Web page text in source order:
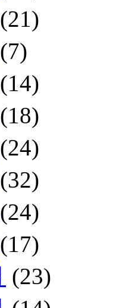
(21)
(7)
(14)
(18)
(24)
(32)
(24)
(17)
(23)